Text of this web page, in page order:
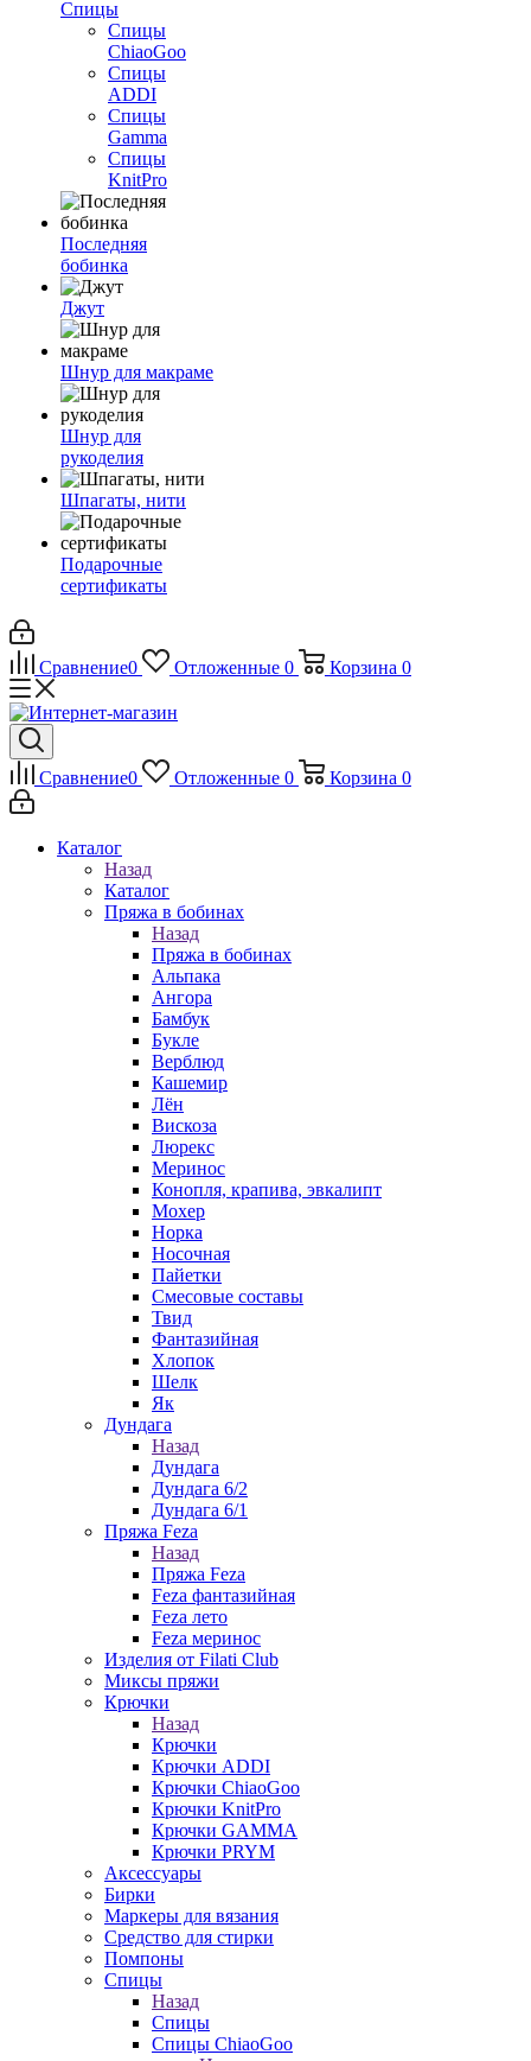
Спицы
Спицы
ChiaoGoo
Спицы
ADDI
Спицы
Gamma
Спицы
KnitPro
Последняя
бобинка
Джут
Шнур для макраме
Шнур для
рукоделия
Шпагаты, нити
Подарочные
сертификаты
Сравнение0 Отложенные 0 Корзина 0
Сравнение0 Отложенные 0 Корзина 0
Каталог
Назад
Каталог
Пряжа в бобинах
Назад
Пряжа в бобинах
Альпака
Ангора
Бамбук
Букле
Верблюд
Кашемир
Лён
Вискоза
Люрекс
Меринос
Конопля, крапива, эвкалипт
Мохер
Норка
Носочная
Пайетки
Смесовые составы
Твид
Фантазийная
Хлопок
Шелк
Як
Дундага
Назад
Дундага
Дундага 6/2
Дундага 6/1
Пряжа Feza
Назад
Пряжа Feza
Feza фантазийная
Feza лето
Feza меринос
Изделия от Filati Club
Миксы пряжи
Крючки
Назад
Крючки
Крючки ADDI
Крючки ChiaoGoo
Крючки KnitPro
Крючки GAMMA
Крючки PRYM
Аксессуары
Бирки
Маркеры для вязания
Средство для стирки
Помпоны
Спицы
Назад
Спицы
Спицы ChiaoGoo